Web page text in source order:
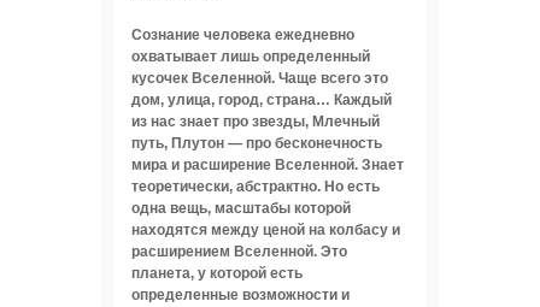
Сознание человека ежедневно
охватывает лишь определенный
кусочек Вселенной. Чаще всего это
дом, улица, город, страна… Каждый
из нас знает про звезды, Млечный
путь, Плутон — про бесконечность
мира и расширение Вселенной. Знает
теоретически, абстрактно. Но есть
одна вещь, масштабы которой
находятся между ценой на колбасу и
расширением Вселенной. Это
планета, у которой есть
определенные возможности и